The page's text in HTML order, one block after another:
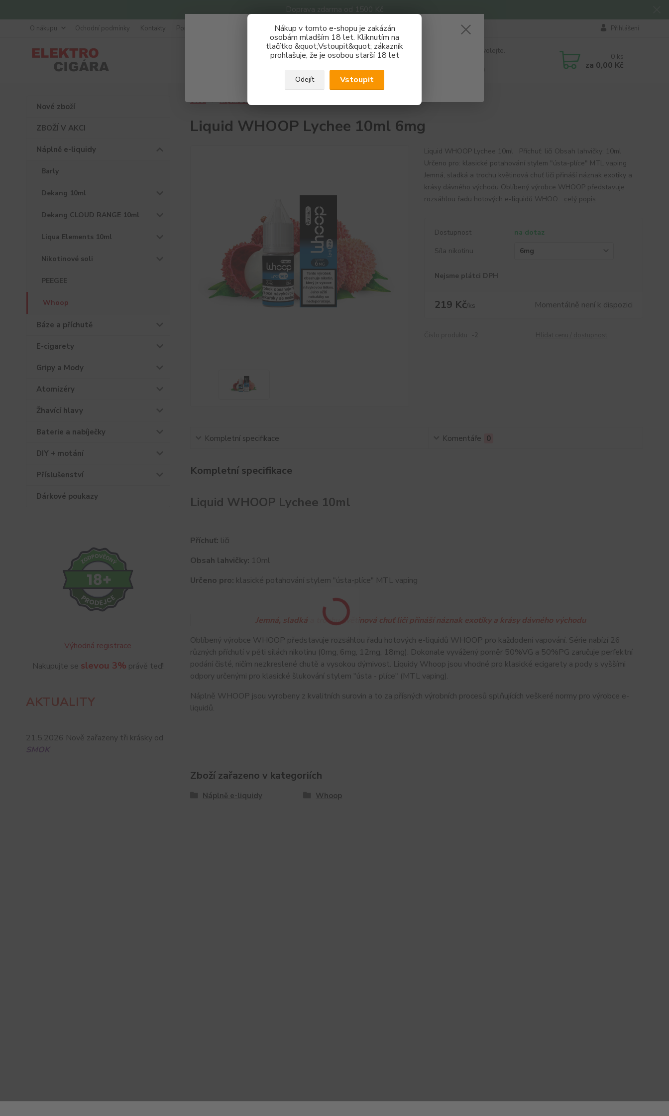
Doprava zdarma od 1500 Kč
Nákup v tomto e-shopu je zakázán
osobám mladším 18 let. Kliknutím na
tlačítko &quot;Vstoupit&quot; zákazník
prohlašuje, že je osobou starší 18 let
Odejít Vstoupit
O nákupu Ochodní podmínky Kontakty Poradna Přihlášení
Hledat
Nevíte si rady? Zavolejte.
0 ks
za 0,00 Kč
Nové zboží
ZBOŽÍ V AKCI
Náplně e-liquidy
Barly
Dekang 10ml
Dekang CLOUD RANGE 10ml
Liqua Elements 10ml
Nikotinové soli
PEEGEE
Whoop
Báze a příchutě
E-cigarety
Gripy a Mody
Atomizéry
Žhavící hlavy
Baterie a nabíječky
DIY + motání
Příslušenství
Dárkové poukazy
Výhodná registrace
Nakupujte se slevou 3% právě teď!
AKTUALITY
21.5.2026 Nově zařazeny tři krásky od
SMOK
Úvod Náplně e-liquidy
Liquid WHOOP Lychee 10ml 6mg
Liquid WHOOP Lychee 10ml Příchuť: liči Obsah lahvičky: 10ml
Určeno pro: klasické potahování stylem "ústa-plíce" MTL vaping
Jemná, sladká a trochu květinová chuť liči přináší náznak exotiky a
krásy dávného východu Oblíbený výrobce WHOOP představuje
rozsáhlou řadu hotových e-liquidů WHOO... celý popis
Dostupnost
na dotaz
Síla nikotinu
Nejsme plátci DPH
219 Kč/ks Momentálně není k dispozici
Kompletní specifikace Komentáře 0
Kompletní specifikace
Liquid WHOOP Lychee 10ml
Příchuť: liči
Obsah lahvičky: 10ml
Určeno pro: klasické potahování stylem "ústa-plíce" MTL vaping
Jemná, sladká a trochu květinová chuť liči přináší náznak exotiky a krásy dávného východu
Oblíbený výrobce WHOOP představuje rozsáhlou řadu hotových e-liquidů WHOOP pro každodení vapování. Série nabízí 26
různých příchutí v pěti silách nikotinu (0mg, 6mg, 12mg, 18mg). Dokonale vyvážený poměr 50%VG a 50%PG zaručuje perfektní
podání čisté, ničím nezkreslené chutě a vysokou dýmivost. Liquidy Whoop jsou vhodné pro klasické ecigarety a pody s vyššími
odpory určenými pro klasické šlukování stylem "ústa - plíce" (MTL vaping).
Náplně WHOOP jsou vyrobeny z kvalitních surovin a to za přísných výrobních procesů splňujících veškeré normy pro výrobce e-
liquidů.
Zboží zařazeno v kategoriích
Náplně e-liquidy Whoop
Získej slevu 3%
Zaregistruj se a nakupuj se slevou právě teď!
REGISTRAČNÍ FORMULÁŘ
Zavřít